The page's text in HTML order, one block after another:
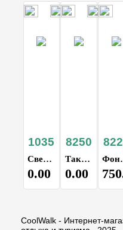
1035
Светодиодная гирлянда 10м
0.00
8250
Тактический фонарь мультитул
0.00
Фонарь кемпинговый,
CoolWalk - Интернет-